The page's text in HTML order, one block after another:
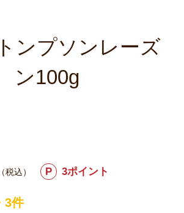
ンプソンレーズ
ン100g
（税込） P 3ポイント
3件